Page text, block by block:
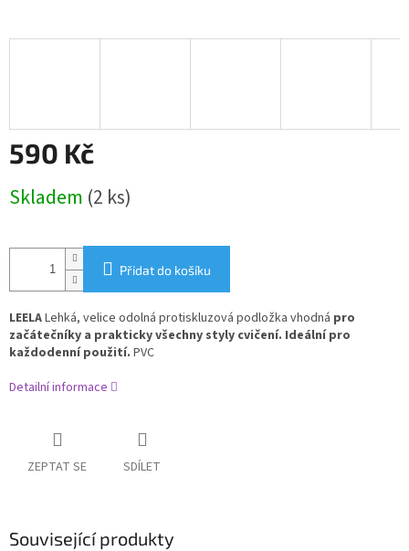
590 Kč
cena:
Skladem (2 ks)
Přidat do košíku
LEELALehká, velice odolná protiskluzová podložka vhodná pro
začátečníky a prakticky všechny styly cvičení. Ideální pro
každodenní použití. PVC
Detailní informace
ZEPTAT SE SDÍLET
Související produkty